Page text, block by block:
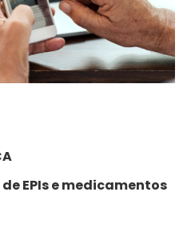
EPIs e medicamentos